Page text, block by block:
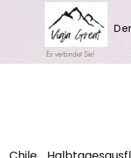
Es verbindet Sie!